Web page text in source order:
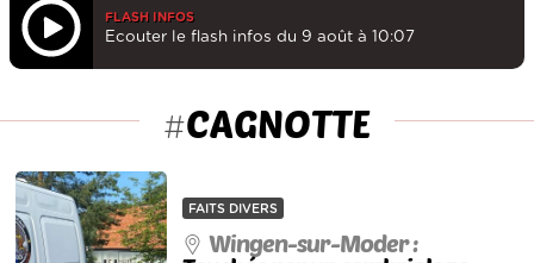
FLASH INFOS
Ecouter le flash infos du 9 août à 10:07
#CAGNOTTE
FAITS DIVERS
Wingen-sur-Moder :